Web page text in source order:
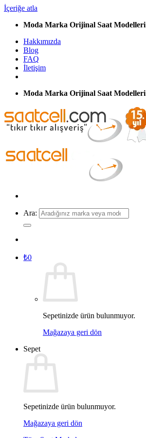
İçeriğe atla
Moda Marka Orijinal Saat Modelleri
Hakkımızda
Blog
FAQ
İletişim
Moda Marka Orijinal Saat Modelleri
Ara:
₺0
Sepetinizde ürün bulunmuyor.
Mağazaya geri dön
Sepet
Sepetinizde ürün bulunmuyor.
Mağazaya geri dön